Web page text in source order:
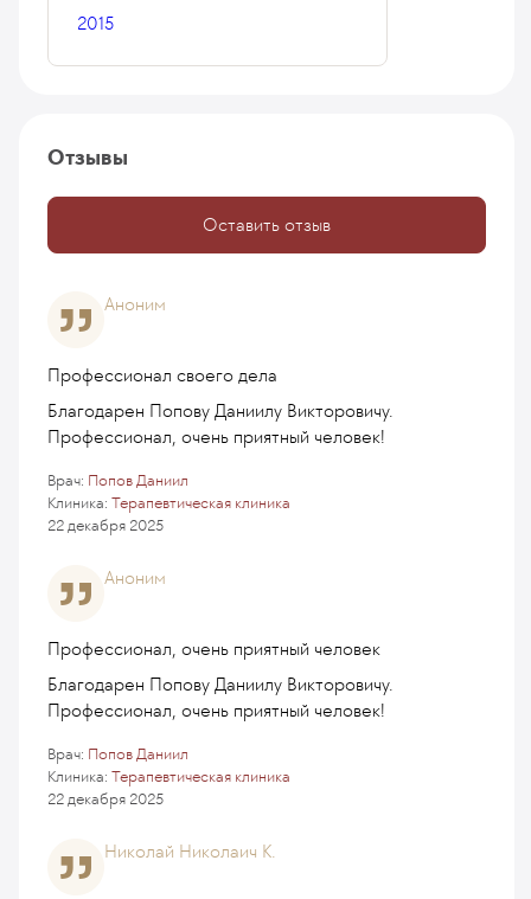
2015
Отзывы
Оставить отзыв
Аноним
Профессионал своего дела
Благодарен Попову Даниилу Викторовичу.
Профессионал, очень приятный человек!
Клиника: Терапевтическая клиника
Врач: Попов Даниил
22 декабря 2025
Аноним
Профессионал, очень приятный человек
Благодарен Попову Даниилу Викторовичу.
Профессионал, очень приятный человек!
Клиника: Терапевтическая клиника
Врач: Попов Даниил
22 декабря 2025
Николай Николаич К.